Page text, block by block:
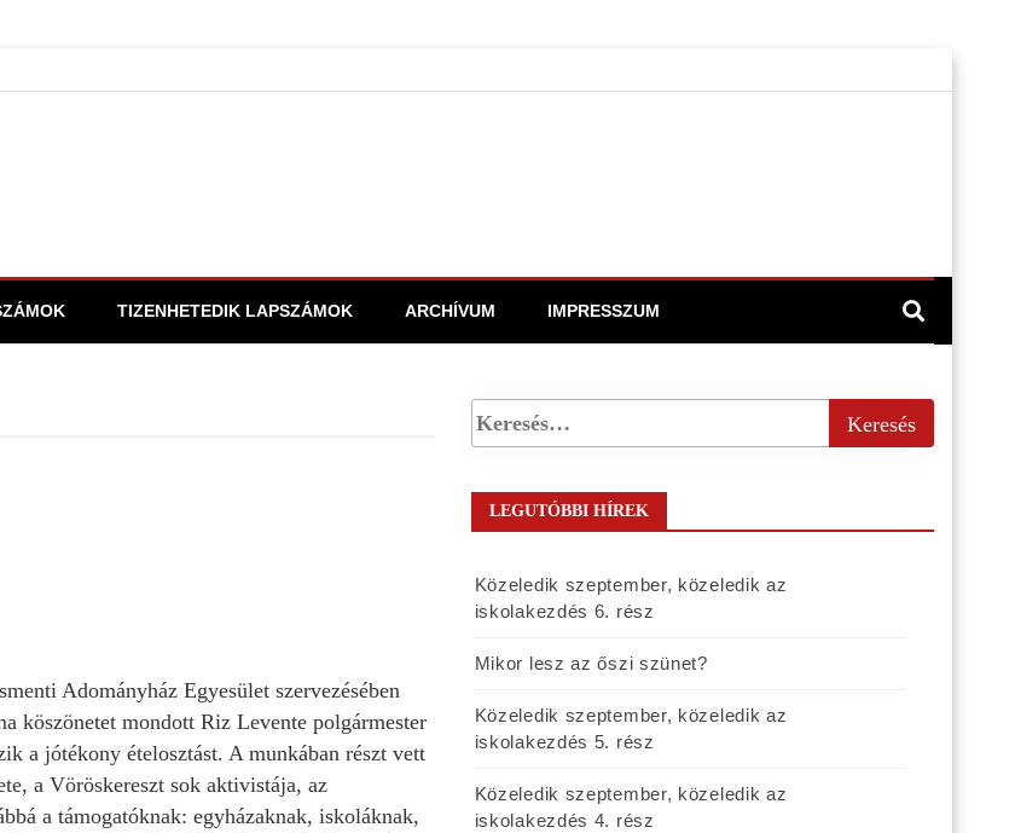
TIZENHETEDIK LAPSZÁMOK ARCHÍVUM IMPRESSZUM
Adományház Egyesület szervezésében
köszönetet mondott Riz Levente polgármester
a jótékony ételosztást. A munkában részt vett
a Vöröskereszt sok aktivistája, az
a támogatóknak: egyházaknak, iskoláknak,
LEGUTÓBBI HÍREK
Közeledik szeptember, közeledik az
iskolakezdés 6. rész
Mikor lesz az őszi szünet?
Közeledik szeptember, közeledik az
iskolakezdés 5. rész
Közeledik szeptember, közeledik az
iskolakezdés 4. rész